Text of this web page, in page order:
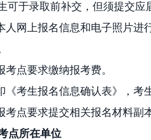
可于录取前补交，但须提交
人网上报名信息和电子照片
考点要求缴纳报考费。
《考生报名信息确认表》，考
考点要求提交相关报名材料副
点所在单位